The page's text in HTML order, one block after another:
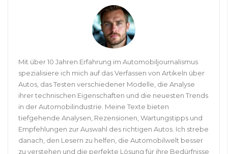
роблять автомобіль
безпечнішим? 🚗💡
Вам Також Може Сподобатися
🧭 АВТОПОДОРОЖІ 🛡️ БЕЗПЕКА ТА КОМФОРТ